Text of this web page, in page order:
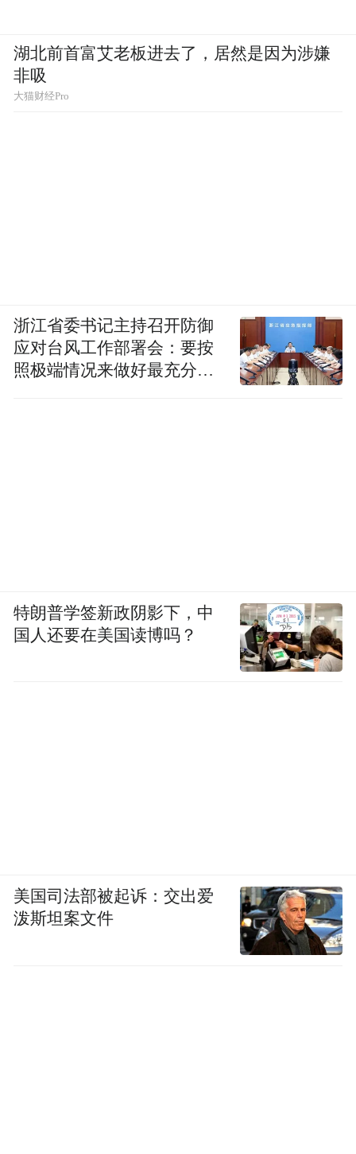
湖北前首富艾老板进去了，居然是因为涉嫌
非吸
大猫财经Pro
浙江省委书记主持召开防御
应对台风工作部署会：要按
照极端情况来做好最充分的
特朗普学签新政阴影下，中
国人还要在美国读博吗？
美国司法部被起诉：交出爱
泼斯坦案文件